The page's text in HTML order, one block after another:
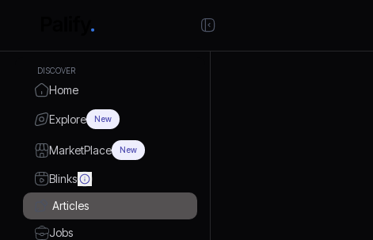
DISCOVER
Home
Explore New
MarketPlace New
Blinks
Articles
Jobs